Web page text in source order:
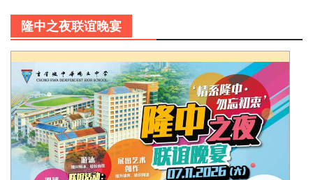
隆中之夜联谊晚宴